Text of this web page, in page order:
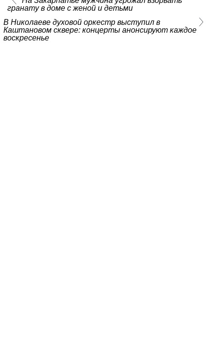
гранату в доме с женой и детьми
В Николаеве духовой оркестр выступил в
Каштановом сквере: концерты анонсируют каждое
воскресенье